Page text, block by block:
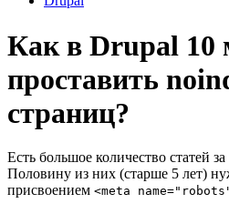
Как в Drupal 10
проставить
страниц?
Есть большое количество статей
Половину из них (старше 5 лет)
присвоением <meta